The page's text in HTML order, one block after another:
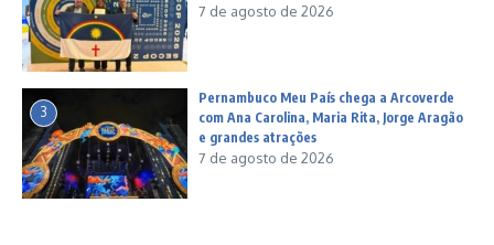
7 de agosto de 2026
3
Pernambuco Meu País chega a Arcoverde
com Ana Carolina, Maria Rita, Jorge Aragão
e grandes atrações
7 de agosto de 2026